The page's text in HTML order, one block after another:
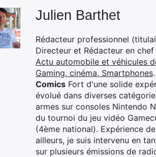
Julien Barthet
Rédacteur professionnel
Directeur et Rédacteur en
Actu automobile et véhicules
Gaming, cinéma, Smartphones.
Comics Fort d'une solide
évolué dans diverses
armes sur consoles Nintendo
du tournoi du jeu vidéo
(4ème national). Expérience
ailleurs, je suis intervenu en
sur plusieurs émissions de